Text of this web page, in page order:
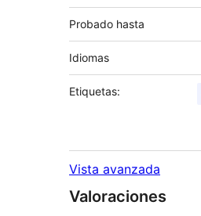
Probado hasta
Idiomas
Etiquetas:
Vista avanzada
Valoraciones